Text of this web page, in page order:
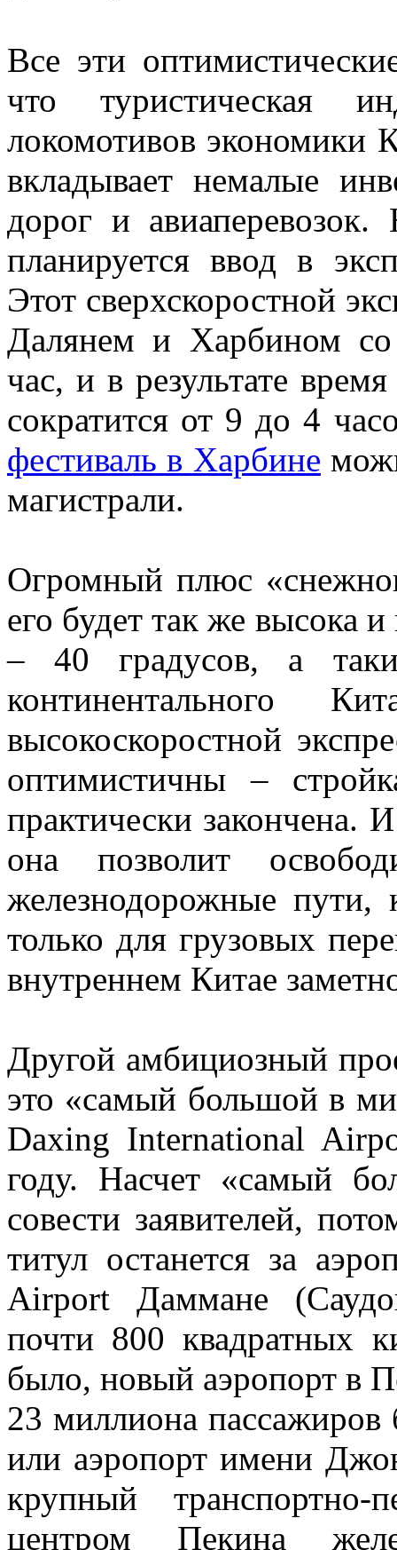
Все эти
что туристическая
локомотивов экономики
вкладывает немалые
дорог и
планируется ввод в
Этот сверхскоростной
Далянем и Харбином
час, и в результате
сократится от 9 до 4
фестиваль в Харбине
магистрали.
Огромный плюс
его будет так же высока
– 40 градусов, а
континентального
высокоскоростной
оптимистичны –
практически
она позволит
железнодорожные пути,
только для грузовых
внутреннем Китае
Другой амбициозный
это «самый большой в
Daxing International
году. Насчет «самый
совести заявителей,
титул останется за
Airport Даммане
почти 800 квадратных
было, новый аэропорт в
23 миллиона
или аэропорт имени
крупный
центром Пекина